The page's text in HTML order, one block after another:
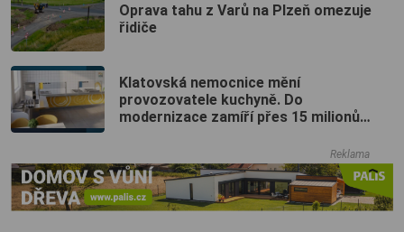
Oprava tahu z Varů na Plzeň omezuje
řidiče
Klatovská nemocnice mění
provozovatele kuchyně. Do
modernizace zamíří přes 15 milionů
Reklama